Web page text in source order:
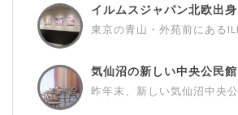
イルムスジャパン北欧出
の...
東京の青山・外苑前にある
気仙沼の新しい中央公民
昨年末、新しい気仙沼中央